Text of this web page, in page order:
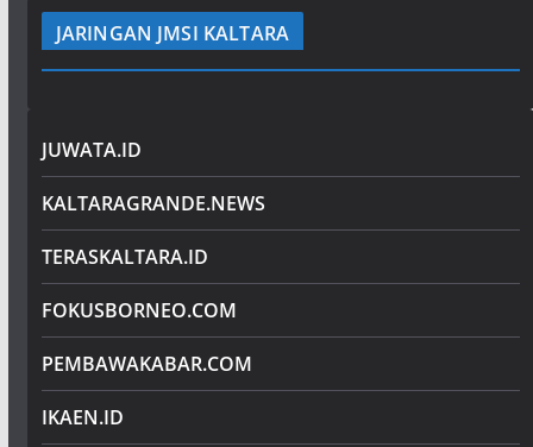
JARINGAN JMSI KALTARA
JUWATA.ID
KALTARAGRANDE.NEWS
TERASKALTARA.ID
FOKUSBORNEO.COM
PEMBAWAKABAR.COM
IKAEN.ID